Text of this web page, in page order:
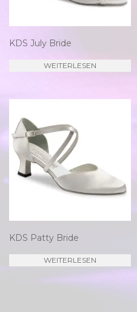
KDS July Bride
WEITERLESEN
KDS Patty Bride
WEITERLESEN